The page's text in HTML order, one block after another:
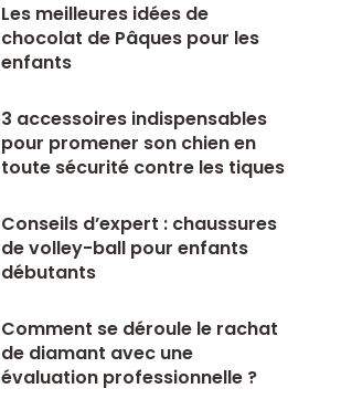
Les meilleures idées de
chocolat de Pâques pour les
enfants
3 accessoires indispensables
pour promener son chien en
toute sécurité contre les tiques
Conseils d’expert : chaussures
de volley-ball pour enfants
débutants
Comment se déroule le rachat
de diamant avec une
évaluation professionnelle ?